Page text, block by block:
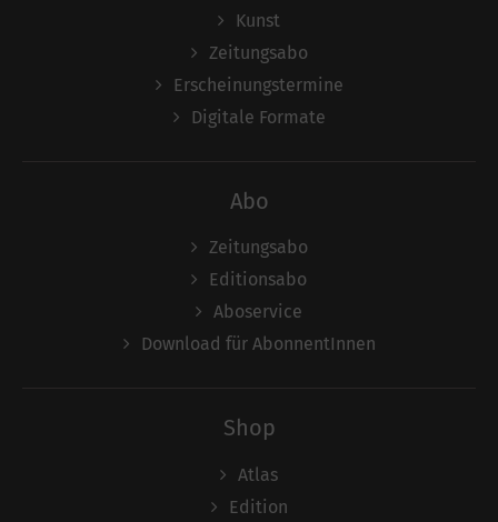
Kunst
Zeitungsabo
Erscheinungstermine
Digitale Formate
Abo
Zeitungsabo
Editionsabo
Aboservice
Download für AbonnentInnen
Shop
Atlas
Edition